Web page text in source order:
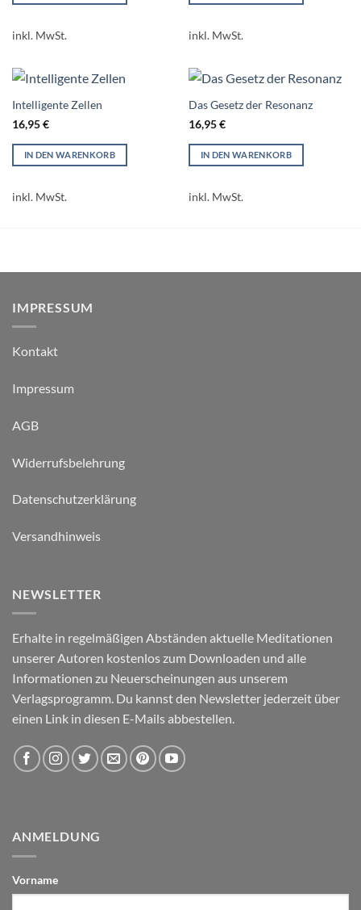
inkl. MwSt. inkl. MwSt.
Intelligente Zellen
16,95€
IN DEN WARENKORB
inkl. MwSt.
Das Gesetz der Resonanz
16,95€
IN DEN WARENKORB
inkl. MwSt.
IMPRESSUM
Kontakt
Impressum
AGB
Widerrufsbelehrung
Datenschutzerklärung
Versandhinweis
NEWSLETTER
Erhalte in regelmäßigen Abständen aktuelle Meditationen
unserer Autoren kostenlos zum Downloaden und alle
Informationen zu Neuerscheinungen aus unserem
Verlagsprogramm. Du kannst den Newsletter jederzeit über
einen Link in diesen E-Mails abbestellen.
ANMELDUNG
Vorname